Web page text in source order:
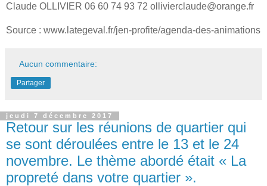
Claude OLLIVIER 06 60 74 93 72 ollivierclaude@orange.fr
Source : www.lategeval.fr/jen-profite/agenda-des-animations
Aucun commentaire:
Partager
jeudi 7 décembre 2017
Retour sur les réunions de quartier qui
se sont déroulées entre le 13 et le 24
novembre. Le thème abordé était « La
propreté dans votre quartier ».